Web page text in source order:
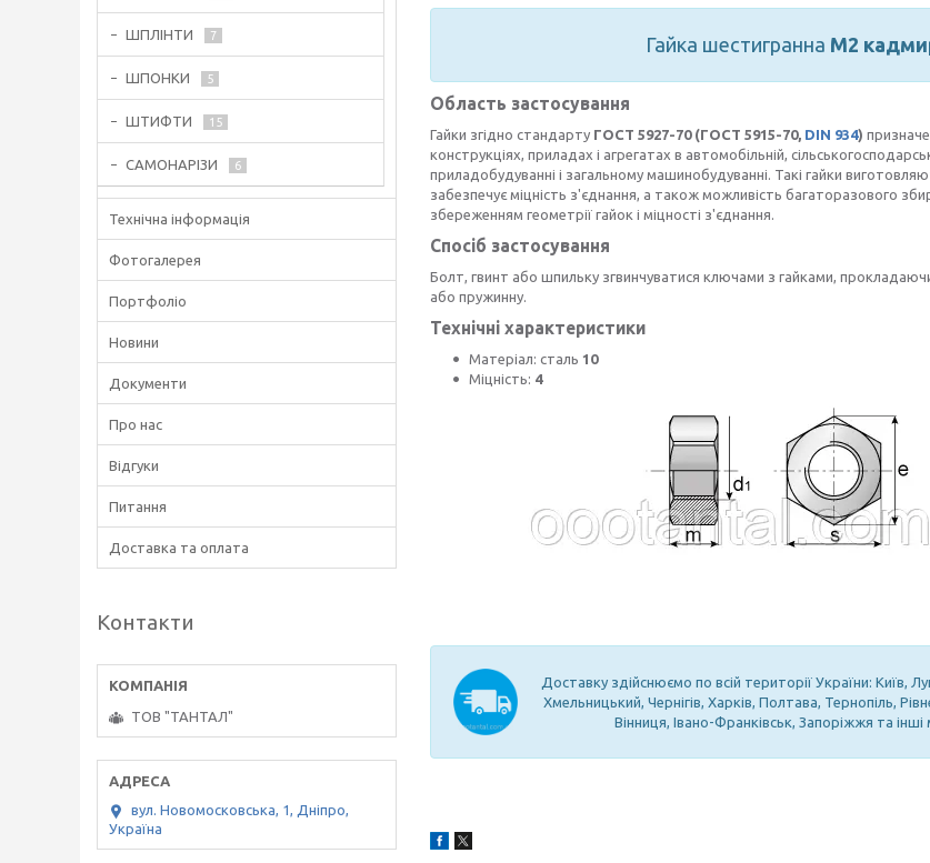
Гайка шестигранна М2
Область застосування
Гайки згідно стандарту ГОСТ 5927-70 (ГОСТ 5915-70, DIN 934)
конструкціях, приладах і агрегатах в автомобільній,
приладобудуванні і загальному машинобудуванні. Такі гайки
забезпечує міцність з'єднання, а також можливість багаторазового
збереженням геометрії гайок і міцності з'єднання.
Спосіб застосування
Болт, гвинт або шпильку згвинчуватися ключами з гайками,
або пружинну.
Технічні характеристики
Матеріал: сталь 10
Міцність: 4
Доставку здійснюємо по всій території України: Київ,
Хмельницький, Чернігів, Харків, Полтава, Тернопіль,
Вінниця, Івано-Франківськ, Запоріжжя та
ШПЛІНТИ 7
ШПОНКИ 5
ШТИФТИ 15
САМОНАРІЗИ 6
Технічна інформація
Фотогалерея
Портфоліо
Новини
Документи
Про нас
Відгуки
Питання
Доставка та оплата
Контакти
ТОВ "ТАНТАЛ"
вул. Новомосковська, 1, Дніпро,
Україна